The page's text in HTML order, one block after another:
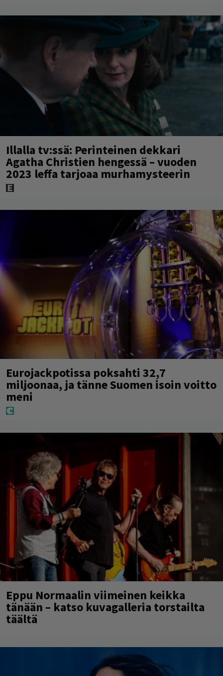
Illalla tv:ssä: Perinteinen dekkari
Agatha Christien hengessä – vuoden
2023 leffa tarjoaa murhamysteerin
Eurojackpotissa poksahti 32,7
miljoonaa, ja tänne Suomen isoin voitto
meni
Eppu Normaalin viimeinen keikka
tänään – katso kuvagalleria torstailta
täältä